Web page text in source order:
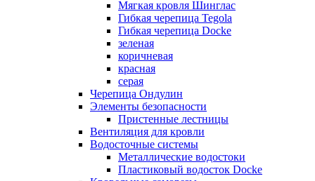
Мягкая кровля Шинглас
Гибкая черепица Tegola
Гибкая черепица Docke
зеленая
коричневая
красная
серая
Черепица Ондулин
Элементы безопасности
Пристенные лестницы
Вентиляция для кровли
Водосточные системы
Металлические водостоки
Пластиковый водосток Docke